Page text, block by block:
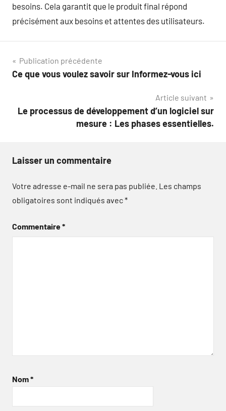
besoins. Cela garantit que le produit final répond
précisément aux besoins et attentes des utilisateurs.
Navigation
de
Publication précédente
Ce que vous voulez savoir sur Informez-vous ici
Article suivant
Le processus de développement d’un logiciel sur
mesure : Les phases essentielles.
Laisser un commentaire
Votre adresse e-mail ne sera pas publiée. Les champs
obligatoires sont indiqués avec*
Commentaire*
Nom*